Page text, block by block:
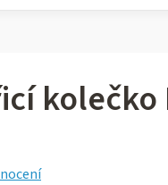
kolečko